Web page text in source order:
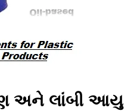
અને લાંબી આયુ